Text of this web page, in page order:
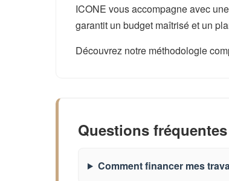
ICONE vous accompagne avec
garantit un budget maîtrisé et un
Découvrez notre méthodologie
Questions
Comment financer mes